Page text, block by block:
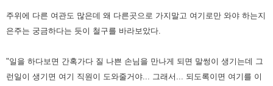
주위에 다른 여관도 많은데 왜 다른곳으로 가지말고 여기로만 와야 하는지
은주는 궁금하다는 듯이 철구를 바라보았다.
"일을 하다보면 간혹가다 질 나쁜 손님을 만나게 되면 말썽이 생기는데 그
런일이 생기면 여기 직원이 도와줄거야... 그래서... 되도록이면 여기를 이